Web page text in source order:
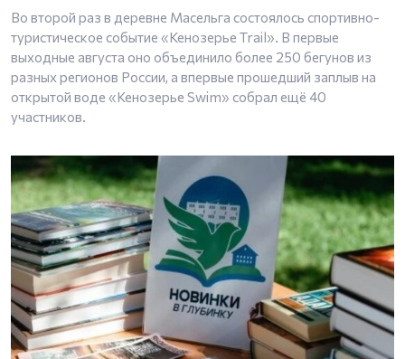
Во второй раз в деревне Масельга состоялось спортивно-
туристическое событие «Кенозерье Trail». В первые
выходные августа оно объединило более 250 бегунов из
разных регионов России, а впервые прошедший заплыв на
открытой воде «Кенозерье Swim» собрал ещё 40
участников.